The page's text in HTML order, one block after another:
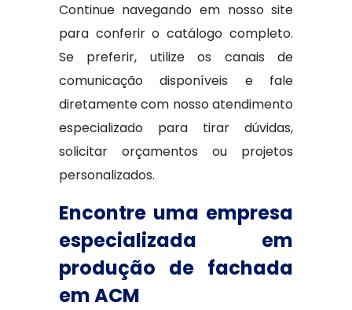
Continue navegando em nosso site
para conferir o catálogo completo.
Se preferir, utilize os canais de
comunicação disponíveis e fale
diretamente com nosso atendimento
especializado para tirar dúvidas,
solicitar orçamentos ou projetos
personalizados.
Encontre uma empresa
especializada em
produção de fachada
em ACM